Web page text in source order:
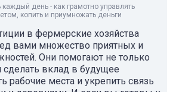
каждый день - как грамотно управлять
копить и приумножать деньги
в фермерские хозяйства
вами множество приятных и
Они помогают не только
сделать вклад в будущее
рабочие места и укрепить связь